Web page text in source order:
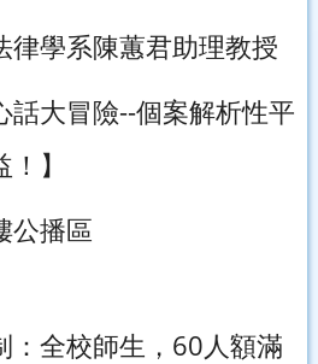
律學系陳蕙君助理教授
話大冒險--個案解析性平
】
公播區
全校師生，60人額滿